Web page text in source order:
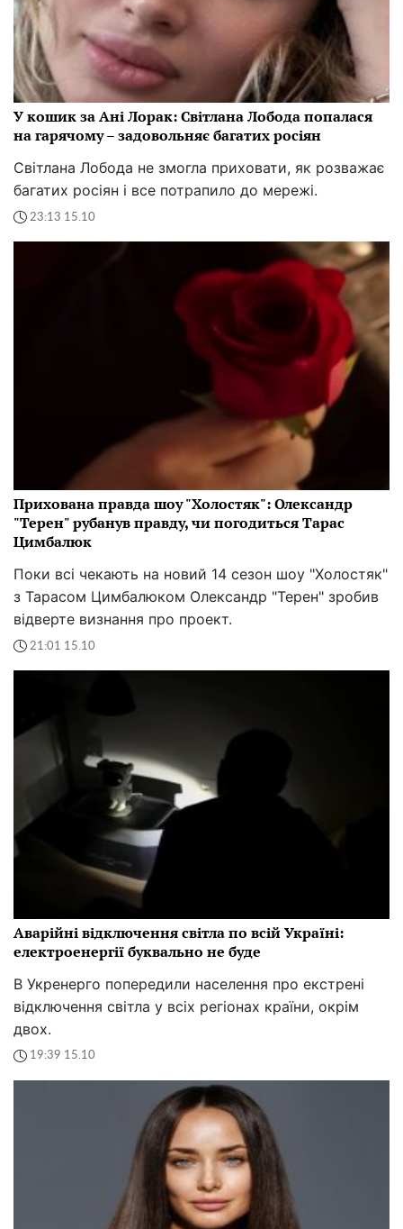
У кошик за Ані Лорак: Світлана Лобода попалася
на гарячому – задовольняє багатих росіян
Світлана Лобода не змогла приховати, як розважає
багатих росіян і все потрапило до мережі.
23:13 15.10
Прихована правда шоу "Холостяк": Олександр
"Терен" рубанув правду, чи погодиться Тарас
Цимбалюк
Поки всі чекають на новий 14 сезон шоу "Холостяк"
з Тарасом Цимбалюком Олександр "Терен" зробив
відверте визнання про проект.
21:01 15.10
Аварійні відключення світла по всій Україні:
електроенергії буквально не буде
В Укренерго попередили населення про екстрені
відключення світла у всіх регіонах країни, окрім
двох.
19:39 15.10